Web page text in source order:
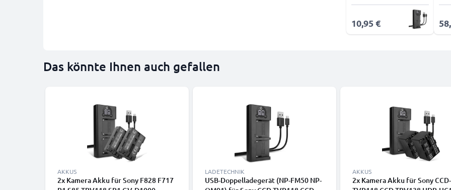
10,95 €
Das könnte Ihnen auch gefallen
AKKUS
2x Kamera Akku für Sony F828 F717
LADETECHNIK
USB-Doppelladegerät (NP-FM50 NP-
AKKUS
2x Kamera Akku für Sony CCD-